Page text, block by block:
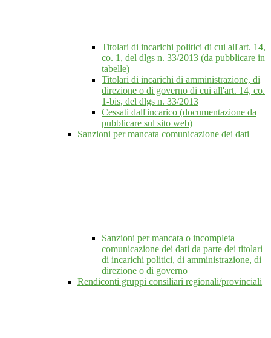
Titolari di incarichi politici di cui all'art. 14,
co. 1, del dlgs n. 33/2013 (da pubblicare in
tabelle)
Titolari di incarichi di amministrazione, di
direzione o di governo di cui all'art. 14, co.
1-bis, del dlgs n. 33/2013
Cessati dall'incarico (documentazione da
pubblicare sul sito web)
Sanzioni per mancata comunicazione dei dati
Sanzioni per mancata o incompleta
comunicazione dei dati da parte dei titolari
di incarichi politici, di amministrazione, di
direzione o di governo
Rendiconti gruppi consiliari regionali/provinciali